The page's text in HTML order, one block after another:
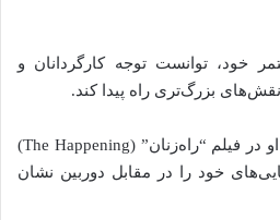
خود،توانستتوجهکارگردانان و
نقش‌های بزرگ‌تری راه پیداکند.
او در فیلم “راه‌زنان” ( The Happening)
خود را در مقابل دوربین نشان